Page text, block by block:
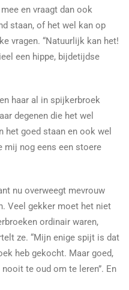
en vraagt dan ook
staan, of het wel kan op
vragen. “Natuurlijk kan het!
een hippe, bijdetijdse
haar al in spijkerbroek
degenen die het wel
het goed staan en ook wel
mij nog eens een stoere
nu overweegt mevrouw
Veel gekker moet het niet
ordinair waren,
ze. “Mijn enige spijt is dat
heb gekocht. Maar goed,
te oud om te leren”. En